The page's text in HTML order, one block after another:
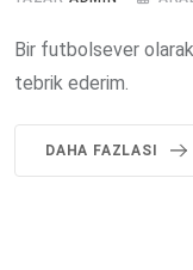
Bir futbolsever
tebrik ederim.
DAHA FAZLASI